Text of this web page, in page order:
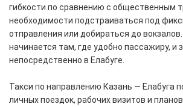
гибкости по сравнению с общественным
необходимости подстраиваться под
отправления или добираться до
начинается там, где удобно пассажиру, и
непосредственно в Елабуге.
Такси по направлению Казань — Елабуга
личных поездок, рабочих визитов и